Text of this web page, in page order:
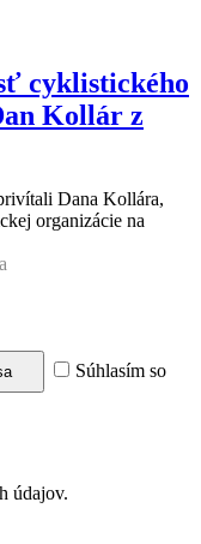
cyklistického
Kollár z
Dana Kollára,
organizácie na
Súhlasím so
údajov.